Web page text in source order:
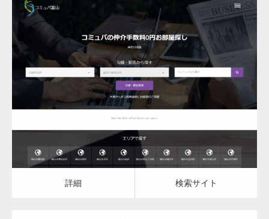
更新日： 2023.03.09
介護医療院
詳細 検索サイト
詳細 検索サイト